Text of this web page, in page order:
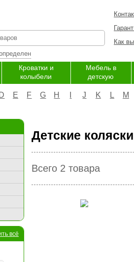
Как
Кроватки и
колыбели
Мебель в
детскую
D E F G H J K L M
всё
Детские коляски
Всего 2 товара